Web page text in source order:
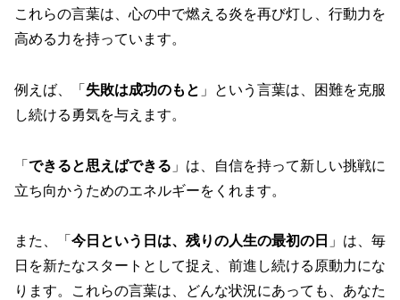
これらの言葉は、心の中で燃える炎を再び灯し、行動力を
高める力を持っています。
例えば、「 失敗は成功のもと 」という言葉は、困難を克服
し続ける勇気を与えます。
「 できると思えばできる 」は、自信を持って新しい挑戦に
立ち向かうためのエネルギーをくれます。
また、「 今日という日は、残りの人生の最初の日 」は、毎
日を新たなスタートとして捉え、前進し続ける原動力にな
ります。これらの言葉は、どんな状況にあっても、あなた